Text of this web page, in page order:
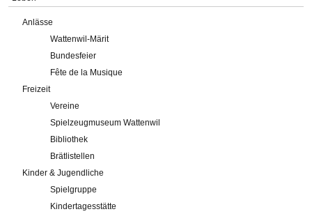
Anlässe
Wattenwil-Märit
Bundesfeier
Fête de la Musique
Freizeit
Vereine
Spielzeugmuseum Wattenwil
Bibliothek
Brätlistellen
Kinder & Jugendliche
Spielgruppe
Kindertagesstätte